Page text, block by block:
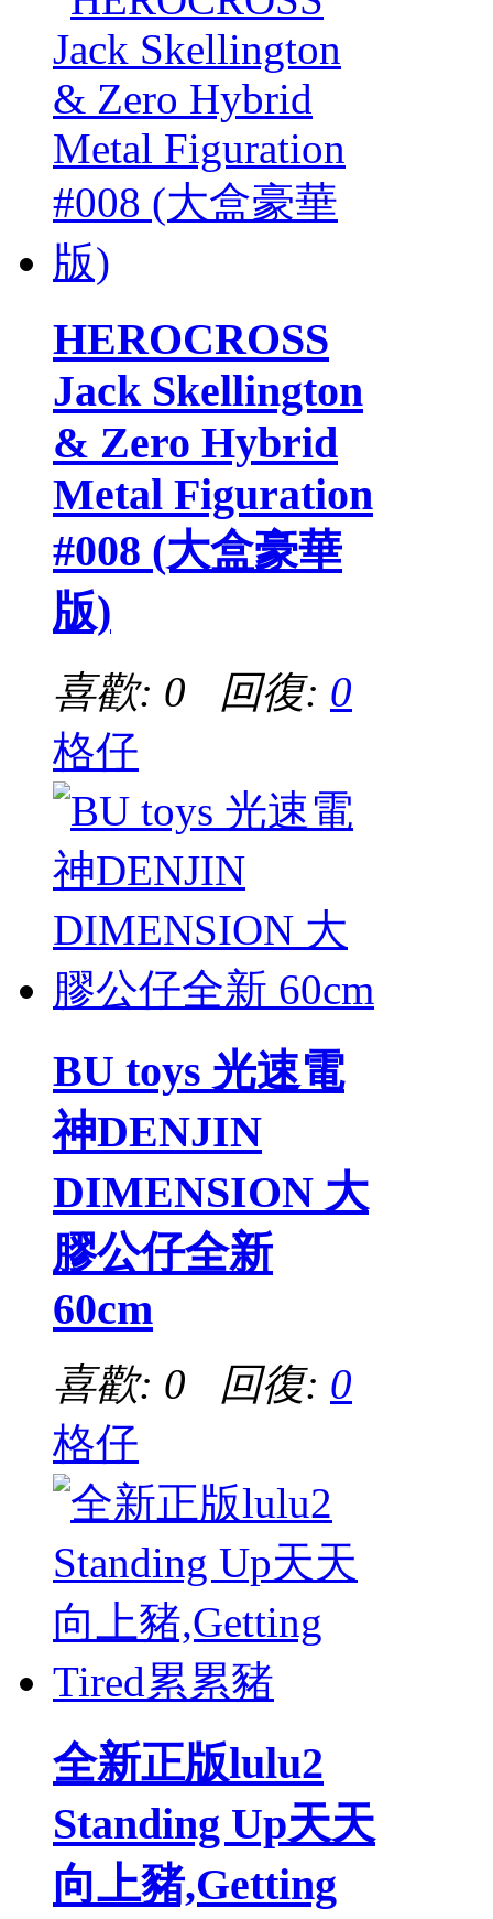
HEROCROSS
Jack Skellington
& Zero Hybrid
Metal Figuration
#008 (大盒豪華
版)
喜歡: 0 回復: 0
格仔
BU toys 光速電
神DENJIN
DIMENSION 大
膠公仔全新
60cm
喜歡: 0 回復: 0
格仔
全新正版lulu2
Standing Up天天
向上豬,Getting